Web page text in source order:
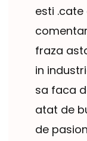
esti
fraza
in
sa faca
atat de
de